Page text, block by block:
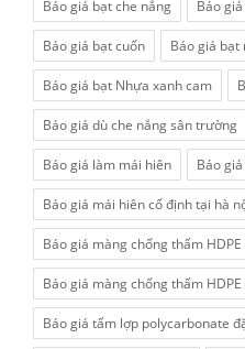
Báo giá bạt che nắng Báo
Báo giá bạt cuốn Báo giá
Báo giá bạt Nhựa xanh cam
Báo giá dù che nắng sân trường
Báo giá làm mái hiên Báo
Báo giá mái hiên cố định tại hà
Báo giá màng chống thấm
Báo giá màng chống thấm
Báo giá tấm lợp polycarbonate